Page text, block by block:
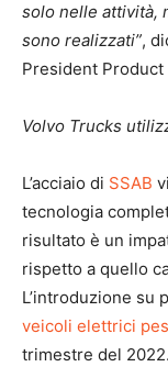
solo nelle attività,
sono realizzati”,
President Product
Volvo Trucks
L’acciaio di SSAB
tecnologia
risultato è un
rispetto a quello
L’introduzione su
veicoli elettrici
trimestre del 2022.